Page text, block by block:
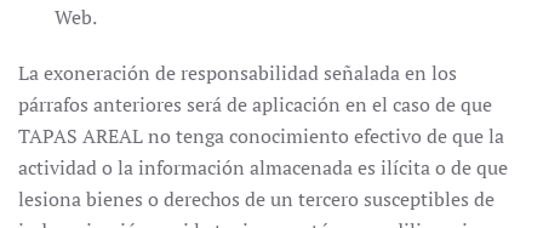
Web.
La exoneración de responsabilidad señalada en los
párrafos anteriores será de aplicación en el caso de que
TAPAS AREAL no tenga conocimiento efectivo de que la
actividad o la información almacenada es ilícita o de que
lesiona bienes o derechos de un tercero susceptibles de